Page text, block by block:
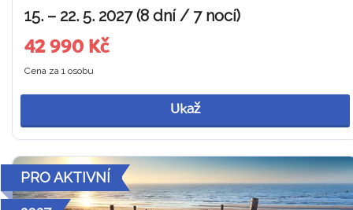
15. – 22. 5. 2027 (8 dní / 7 nocí)
42 990 Kč
Cena za 1 osobu
Ukaž
PRO AKTIVNÍ